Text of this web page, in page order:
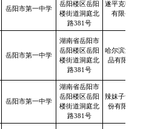
岳阳市第一中学
岳阳楼区岳阳
楼街道洞庭北
路381号
遂平克明面业
有限公司
岳阳市第一中学
湖南省岳阳市
岳阳楼区岳阳
楼街道洞庭北
路381号
哈尔滨渤阳食
品有限公司
岳阳市第一中学
湖南省岳阳市
岳阳楼区岳阳
楼街道洞庭北
路381号
辣妹子食品股
份有限公司